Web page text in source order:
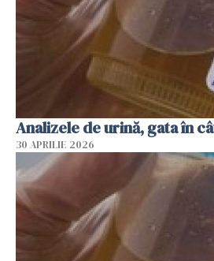
Analizele de urină, gata în
30 APRILIE 2026